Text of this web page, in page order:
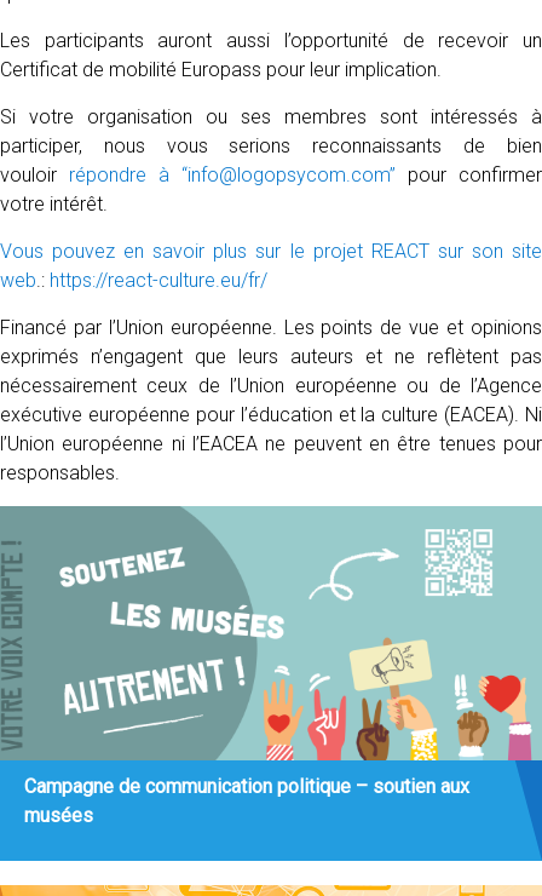
Les participants auront aussi l’opportunité de recevoir un
Certificat de mobilité Europass pour leur implication.
Si votre organisation ou ses membres sont intéressés à
participer, nous vous serions reconnaissants de bien
vouloir répondre à “info@logopsycom.com” pour confirmer
votre intérêt.
Vous pouvez en savoir plus sur le projet REACT sur son site
web .: https://react-culture.eu/fr/
Financé par l’Union européenne. Les points de vue et opinions
exprimés n’engagent que leurs auteurs et ne reflètent pas
nécessairement ceux de l’Union européenne ou de l’Agence
exécutive européenne pour l’éducation et la culture (EACEA). Ni
l’Union européenne ni l’EACEA ne peuvent en être tenues pour
responsables.
Campagne de communication politique – soutien aux
musées